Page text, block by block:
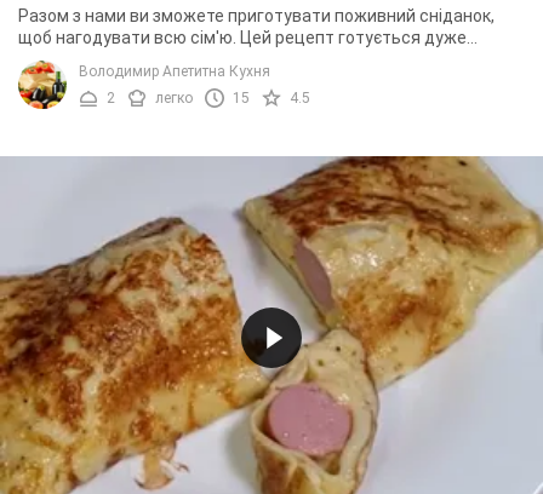
Разом з нами ви зможете приготувати поживний сніданок,
щоб нагодувати всю сім'ю. Цей рецепт готується дуже
швидко, тому вам не потрібно буде тепер ...
Володимир Апетитна Кухня
2
легко 15 4.5